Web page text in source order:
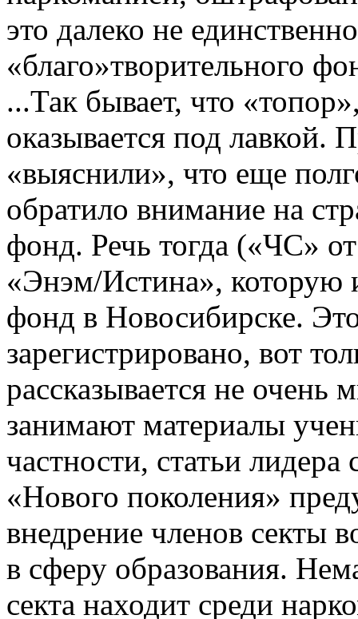
это далеко не
«благо»творительного
...Так бывает, что
оказывается под лавкой.
«выяснили», что еще
обратило внимание на
фонд. Речь тогда («ЧС»
«Энэм/Истина», которую
фонд в Новосибирске.
зарегистрировано, вот
рассказывается не очень
занимают материалы
частности, статьи
«Нового поколения»
внедрение членов секты
в сферу образования.
секта находит среди